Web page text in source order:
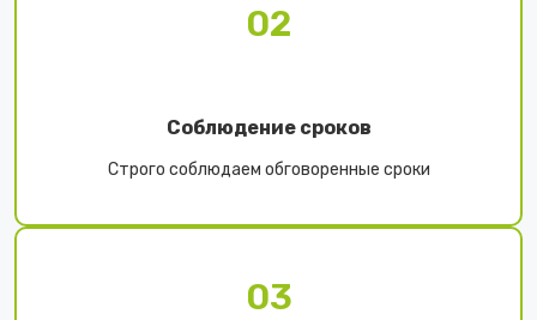
02
Соблюдение сроков
Строго соблюдаем обговоренные сроки
03